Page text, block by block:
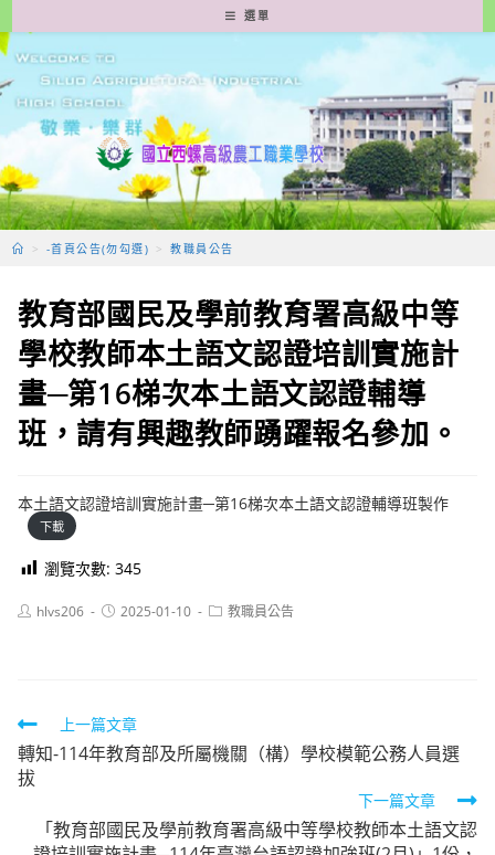
轉
至
要
容
選單
> -首頁公告(勿勾選) > 教職員公告
教育部國民及學前教育署高級中等
學校教師本土語文認證培訓實施計
畫─第16梯次本土語文認證輔導
班，請有興趣教師踴躍報名參加。
本土語文認證培訓實施計畫─第16梯次本土語文認證輔導班製作
下載
瀏覽次數: 345
Posthlvs206
Post2025-01-10
Post教職員公告
Read
more
articles
上一篇文章
轉知-114年教育部及所屬機關（構）學校模範公務人員選
拔
下一篇文章
「教育部國民及學前教育署高級中等學校教師本土語文認